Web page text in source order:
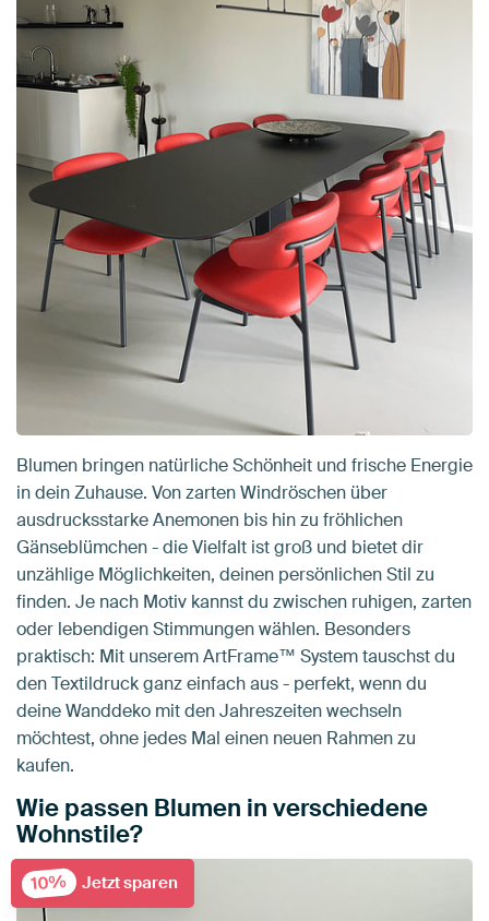
Blumen bringen natürliche Schönheit und frische Energie
in dein Zuhause. Von zarten Windröschen über
ausdrucksstarke Anemonen bis hin zu fröhlichen
Gänseblümchen - die Vielfalt ist groß und bietet dir
unzählige Möglichkeiten, deinen persönlichen Stil zu
finden. Je nach Motiv kannst du zwischen ruhigen, zarten
oder lebendigen Stimmungen wählen. Besonders
praktisch: Mit unserem ArtFrame™ System tauschst du
den Textildruck ganz einfach aus - perfekt, wenn du
deine Wanddeko mit den Jahreszeiten wechseln
möchtest, ohne jedes Mal einen neuen Rahmen zu
kaufen.
Wie passen Blumen in verschiedene
Wohnstile?
10% Jetzt sparen